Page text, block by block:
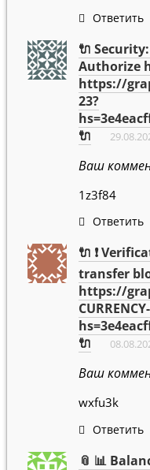
Ответить
🔌
Authorize
https://
23?
🔌
Ваш
1z3f84
Ответить
🔌 ❗
transfer
https://
🔌
Ваш
wxfu3k
Ответить
📎 📊